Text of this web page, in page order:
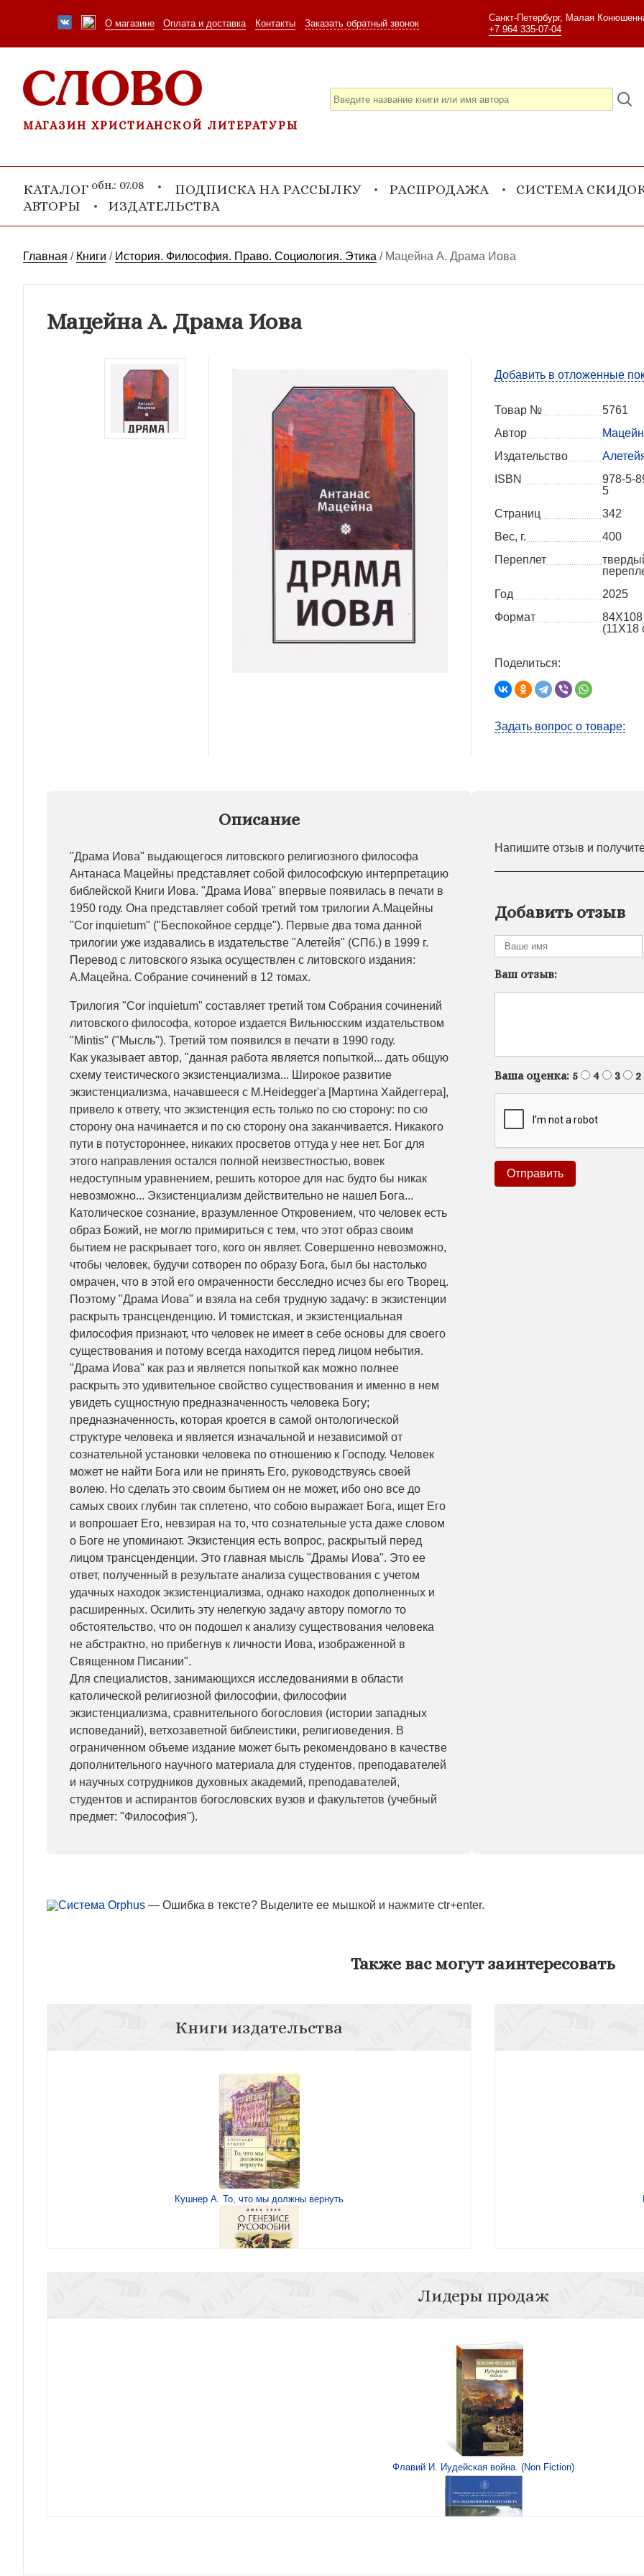
О магазине Оплата и доставка Контакты Заказать обратный звонок
Санкт-Петербург, Малая
+7 964 335-07-04
МАГАЗИН ХРИСТИАНСКОЙ ЛИТЕРАТУРЫ
КАТАЛОГ обн.: 07.08 ПОДПИСКА НА РАССЫЛКУ РАСПРОДАЖА
СИСТЕМА
АВТОРЫ
ИЗДАТЕЛЬСТВА
Главная / Книги / История. Философия. Право. Социология. Этика / Мацейна А. Драма Иова
Мацейна А. Драма Иова
Добавить в отложенные
Товар №
5761
Автор
Издательство
ISBN
978-5-
5
Страниц
342
Вес, г.
400
Переплет
Год
2025
Формат
(11Х18
Поделиться:
Задать вопрос о товаре:
Описание
"Драма Иова" выдающегося литовского религиозного философа
Антанаса Мацейны представляет собой философскую интерпретацию
библейской Книги Иова. "Драма Иова" впервые появилась в печати в
1950 году. Она представляет собой третий том трилогии А.Мацейны
"Cor inquietum" ("Беспокойное сердце"). Первые два тома данной
трилогии уже издавались в издательстве "Алетейя" (СПб.) в 1999 г.
Перевод с литовского языка осуществлен с литовского издания:
А.Мацейна. Собрание сочинений в 12 томах.
Трилогия "Cor inquietum" составляет третий том Собрания сочинений
литовского философа, которое издается Вильнюсским издательством
"Mintis" ("Мысль"). Третий том появился в печати в 1990 году.
Как указывает автор, "данная работа является попыткой... дать общую
схему теистического экзистенциализма... Широкое развитие
экзистенциализма, начавшееся с M.Heidegger'a [Мартина Хайдеггера],
привело к ответу, что экзистенция есть только по сю сторону: по сю
сторону она начинается и по сю сторону она заканчивается. Никакого
пути в потустороннее, никаких просветов оттуда у нее нет. Бог для
этого направления остался полной неизвестностью, вовек
недоступным уравнением, решить которое для нас будто бы никак
невозможно... Экзистенциализм действительно не нашел Бога...
Католическое сознание, вразумленное Откровением, что человек есть
образ Божий, не могло примириться с тем, что этот образ своим
бытием не раскрывает того, кого он являет. Совершенно невозможно,
чтобы человек, будучи сотворен по образу Бога, был бы настолько
омрачен, что в этой его омраченности бесследно исчез бы его Творец.
Поэтому "Драма Иова" и взяла на себя трудную задачу: в экзистенции
раскрыть трансценденцию. И томистская, и экзистенциальная
философия признают, что человек не имеет в себе основы для своего
существования и потому всегда находится перед лицом небытия.
"Драма Иова" как раз и является попыткой как можно полнее
раскрыть это удивительное свойство существования и именно в нем
увидеть сущностную предназначенность человека Богу;
предназначенность, которая кроется в самой онтологической
структуре человека и является изначальной и независимой от
сознательной установки человека по отношению к Господу. Человек
может не найти Бога или не принять Его, руководствуясь своей
волею. Но сделать это своим бытием он не может, ибо оно все до
самых своих глубин так сплетено, что собою выражает Бога, ищет Его
и вопрошает Его, невзирая на то, что сознательные уста даже словом
о Боге не упоминают. Экзистенция есть вопрос, раскрытый перед
лицом трансценденции. Это главная мысль "Драмы Иова". Это ее
ответ, полученный в результате анализа существования с учетом
удачных находок экзистенциализма, однако находок дополненных и
расширенных. Осилить эту нелегкую задачу автору помогло то
обстоятельство, что он подошел к анализу существования человека
не абстрактно, но прибегнув к личности Иова, изображенной в
Священном Писании".
Для специалистов, занимающихся исследованиями в области
католической религиозной философии, философии
экзистенциализма, сравнительного богословия (истории западных
исповеданий), ветхозаветной библеистики, религиоведения. В
ограниченном объеме издание может быть рекомендовано в качестве
дополнительного научного материала для студентов, преподавателей
и научных сотрудников духовных академий, преподавателей,
студентов и аспирантов богословских вузов и факультетов (учебный
предмет: "Философия").
Напишите отзыв и
Добавить отзыв
Ваш отзыв:
Ваша оценка: 5 4 3 2
— Ошибка в тексте? Выделите ее мышкой и нажмите ctr+enter.
Также вас могут заинтересовать
Книги издательства
Кушнер А. То, что мы должны вернуть
Лидеры продаж
Флавий И. Иудейская война. (Non Fiction)